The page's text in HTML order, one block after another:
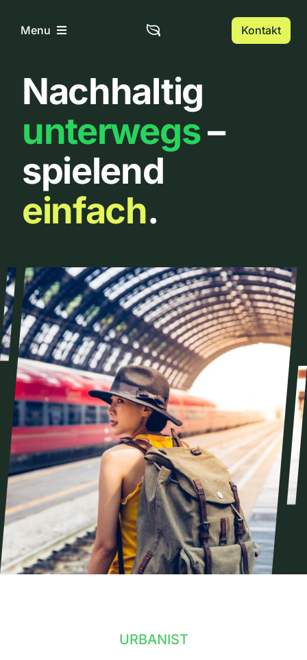
InhaltMenu
Home
Über uns
Urbanlist
Kontakt
Nachhaltig
unterwegs–
spielend
einfach.
URBANIST